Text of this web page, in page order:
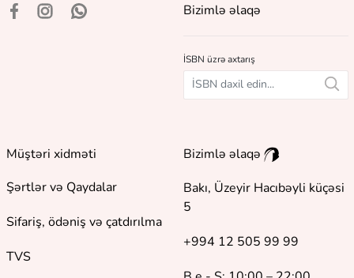
Bizimlə əlaqə
İSBN üzrə axtarış
Müştəri xidməti
Şərtlər və Qaydalar
Sifariş, ödəniş və çatdırılma
TVS
Bizimlə əlaqə
Bakı, Üzeyir Hacıbəyli küçəsi
5
+994 12 505 99 99